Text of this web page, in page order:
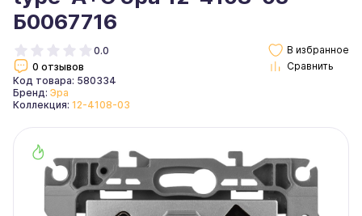
Б0067716
0.0
0 отзывов
Код товара: 580334
Бренд: Эра
Коллекция: 12-4108-03